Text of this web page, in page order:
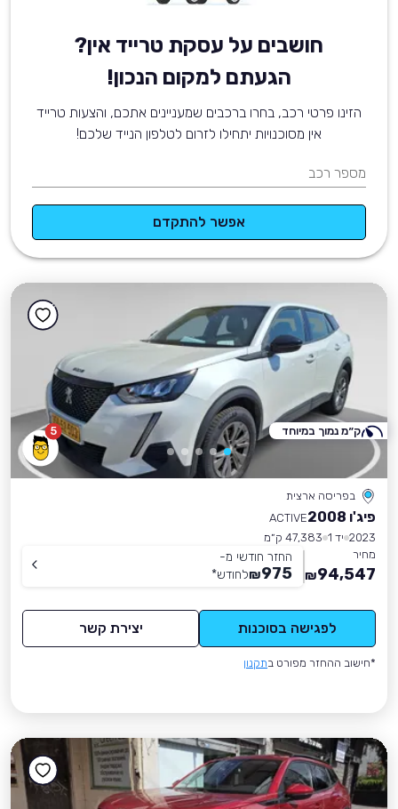
חושבים על עסקת טרייד אין?
הגעתם למקום הנכון!
הזינו פרטי רכב, בחרו ברכבים שמעניינים אתכם, והצעות טרייד
אין מסוכנויות יתחילו לזרום לטלפון הנייד שלכם!
מספר רכב
אפשר להתקדם
5
בפריסה ארצית
פיג'ו 2008
ACTIVE
2023 יד 1
47,383 ק״מ
מחיר
94,547
₪
החזר חודשי מ-
975
₪לחודש*
לפגישה בסוכנות יצירת קשר
*חישוב ההחזר מפורט בתקנון
ק״מ נמוך במיוחד